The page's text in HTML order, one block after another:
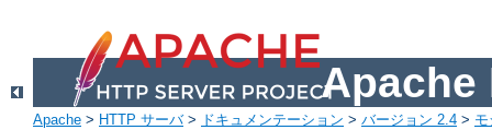
Apache
Apache > HTTP サーバ> ドキュメンテーション > バージョン 2.4 >